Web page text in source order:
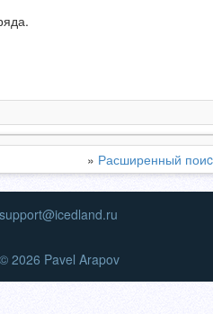
» Расширенный
support@icedland.ru
© 2026 Pavel Arapov